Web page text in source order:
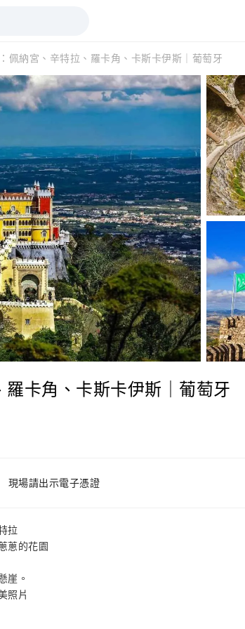
佩納宮、辛特拉、羅卡角、卡斯卡伊斯｜葡萄牙
卡角、卡斯卡伊斯｜葡萄牙
現場請出示電子憑證
拉
蔥的花園
崖。
照片